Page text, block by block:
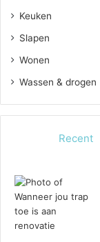
Keuken
Slapen
Wonen
Wassen & drogen
Recent